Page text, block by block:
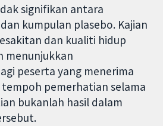
signifikan antara
kumpulan plasebo. Kajian
dan kualiti hidup
menunjukkan
peserta yang menerima
pemerhatian selama
bukanlah hasil dalam